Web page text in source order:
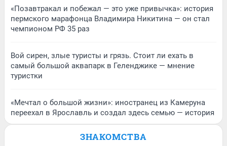
«Позавтракал и побежал — это уже привычка»: история
пермского марафонца Владимира Никитина — он стал
чемпионом РФ 35 раз
Вой сирен, злые туристы и грязь. Стоит ли ехать в
самый большой аквапарк в Геленджике — мнение
туристки
«Мечтал о большой жизни»: иностранец из Камеруна
переехал в Ярославль и создал здесь семью — история
ЗНАКОМСТВА